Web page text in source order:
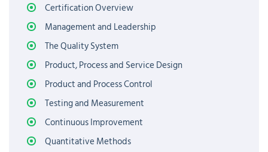
Certification Overview
Management and Leadership
The Quality System
Product, Process and Service Design
Product and Process Control
Testing and Measurement
Continuous Improvement
Quantitative Methods